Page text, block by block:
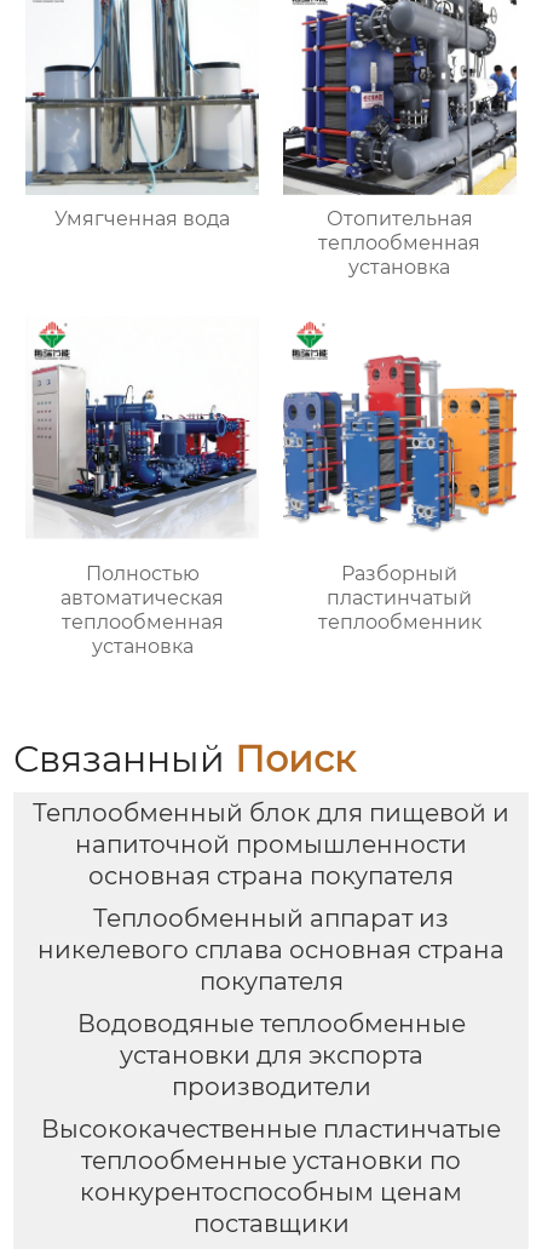
Умягченная вода
Отопительная
теплообменная
установка
Полностью
автоматическая
теплообменная
установка
Разборный
пластинчатый
теплообменник
Связанный Поиск
Теплообменный блок для пищевой и
напиточной промышленности
основная страна покупателя
Теплообменный аппарат из
никелевого сплава основная страна
покупателя
Водоводяные теплообменные
установки для экспорта
производители
Высококачественные пластинчатые
теплообменные установки по
конкурентоспособным ценам
поставщики